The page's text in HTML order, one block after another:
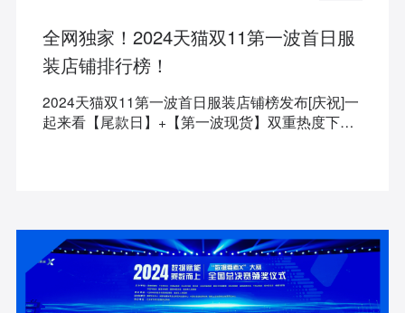
全网独家！2024天猫双11第一波首日服
装店铺排行榜！
2024天猫双11第一波首日服装店铺榜发布[庆祝]一
起来看【尾款日】+【第一波现货】双重热度下，